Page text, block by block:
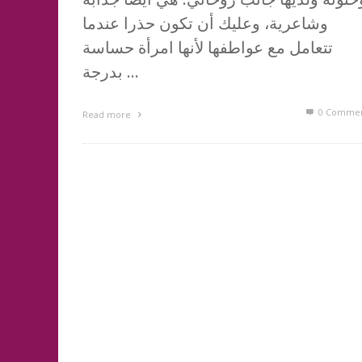
وشاعرية، وعليك أن تكون حذرا عندما
تتعامل مع عواطفها لأنها امرأة حساسة
بدرجة …
Read more 0